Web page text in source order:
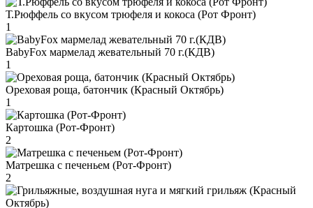
Т.Рюффель со вкусом трюфеля и кокоса (Рот Фронт)
1
BabyFox мармелад жевательный 70 г.(КДВ)
1
Ореховая роща, батончик (Красный Октябрь)
1
Картошка (Рот-Фронт)
2
Матрешка с печеньем (Рот-Фронт)
2